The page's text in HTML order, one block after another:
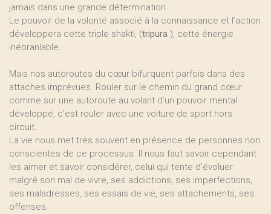
jamais dans une grande détermination.
Le pouvoir de la volonté associé à la connaissance et l’action
développera cette triple shakti, (tripura ), cette énergie
inébranlable.
Mais nos autoroutes du cœur bifurquent parfois dans des
attaches imprévues. Rouler sur le chemin du grand cœur
comme sur une autoroute au volant d’un pouvoir mental
développé, c’est rouler avec une voiture de sport hors
circuit.
La vie nous met très souvent en présence de personnes non
conscientes de ce processus. Il nous faut savoir cependant
les aimer et savoir considérer, celui qui tente d’évoluer
malgré son mal de vivre, ses addictions, ses imperfections,
ses maladresses, ses essais de vie, ses attachements, ses
offenses.